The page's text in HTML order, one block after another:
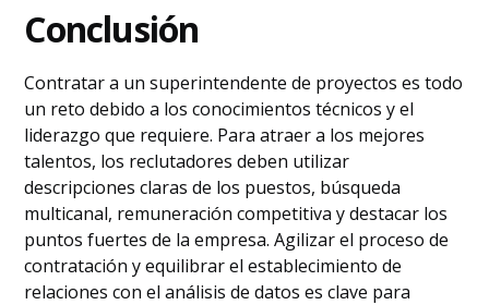
Conclusión
Contratar a un superintendente de proyectos es todo
un reto debido a los conocimientos técnicos y el
liderazgo que requiere. Para atraer a los mejores
talentos, los reclutadores deben utilizar
descripciones claras de los puestos, búsqueda
multicanal, remuneración competitiva y destacar los
puntos fuertes de la empresa. Agilizar el proceso de
contratación y equilibrar el establecimiento de
relaciones con el análisis de datos es clave para